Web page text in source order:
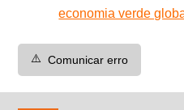
economia verde
⚠️ Comunicar erro